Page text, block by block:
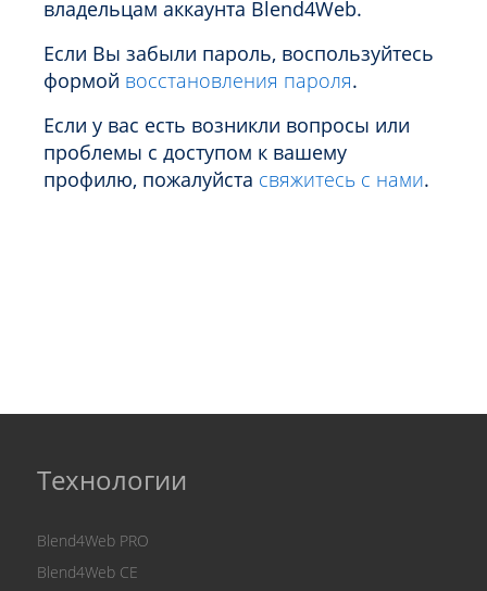
владельцам аккаунта Blend4Web.
Если Вы забыли пароль, воспользуйтесь
формой восстановления пароля.
Если у вас есть возникли вопросы или
проблемы с доступом к вашему
профилю, пожалуйста свяжитесь с нами.
Технологии
Blend4Web PRO
Blend4Web CE